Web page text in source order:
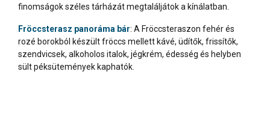
finomságok széles tárházát megtaláljátok a kínálatban.
Fröccsterasz panoráma bár: A Fröccsteraszon fehér és
rozé borokból készült fröccs mellett kávé, üdítők, frissítők,
szendvicsek, alkoholos italok, jégkrém, édesség és helyben
sült péksütemények kaphatók.